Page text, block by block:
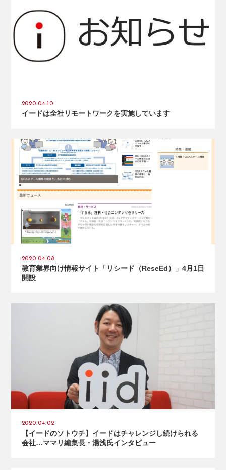
2020.04.10
イードは全社リモートワークを実施しています
2020.04.08
教育業界向け情報サイト「リシード（ReseEd）」4月1日
開設
2020.04.02
【イードのソトウチ】イードはチャレンジし続けられる
会社…ママリ編集長・湯浅氏インタビュー